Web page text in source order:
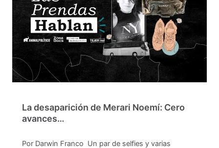
La desaparición de Merari Noemí: Cero
avances…
Por Darwin Franco Un par de selfies y varias